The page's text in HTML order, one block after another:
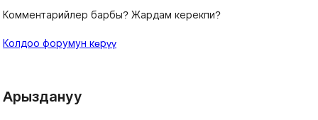
Комментарийлер барбы? Жардам керекпи?
Колдоо форумун көрүү
Арыздануу